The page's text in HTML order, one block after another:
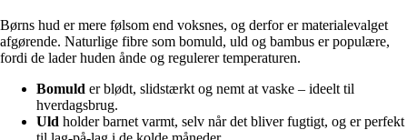
Børns hud er mere følsom end voksnes, og derfor er materialevalget
afgørende. Naturlige fibre som bomuld, uld og bambus er populære,
fordi de lader huden ånde og regulerer temperaturen.
Bomuld er blødt, slidstærkt og nemt at vaske – ideelt til
hverdagsbrug.
Uld holder barnet varmt, selv når det bliver fugtigt, og er perfekt